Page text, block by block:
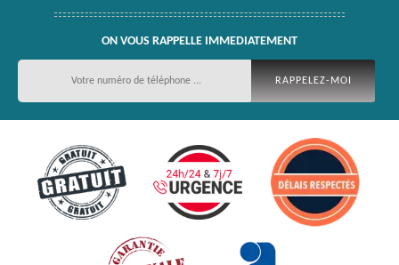
ON VOUS RAPPELLE IMMEDIATEMENT